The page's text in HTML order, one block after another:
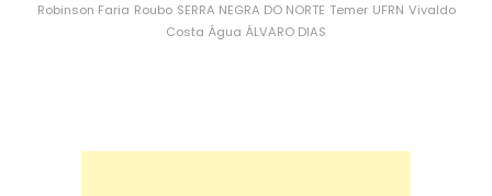
Robinson Faria Roubo SERRA NEGRA DO NORTE Temer UFRN Vivaldo
Costa Água ÁLVARO DIAS